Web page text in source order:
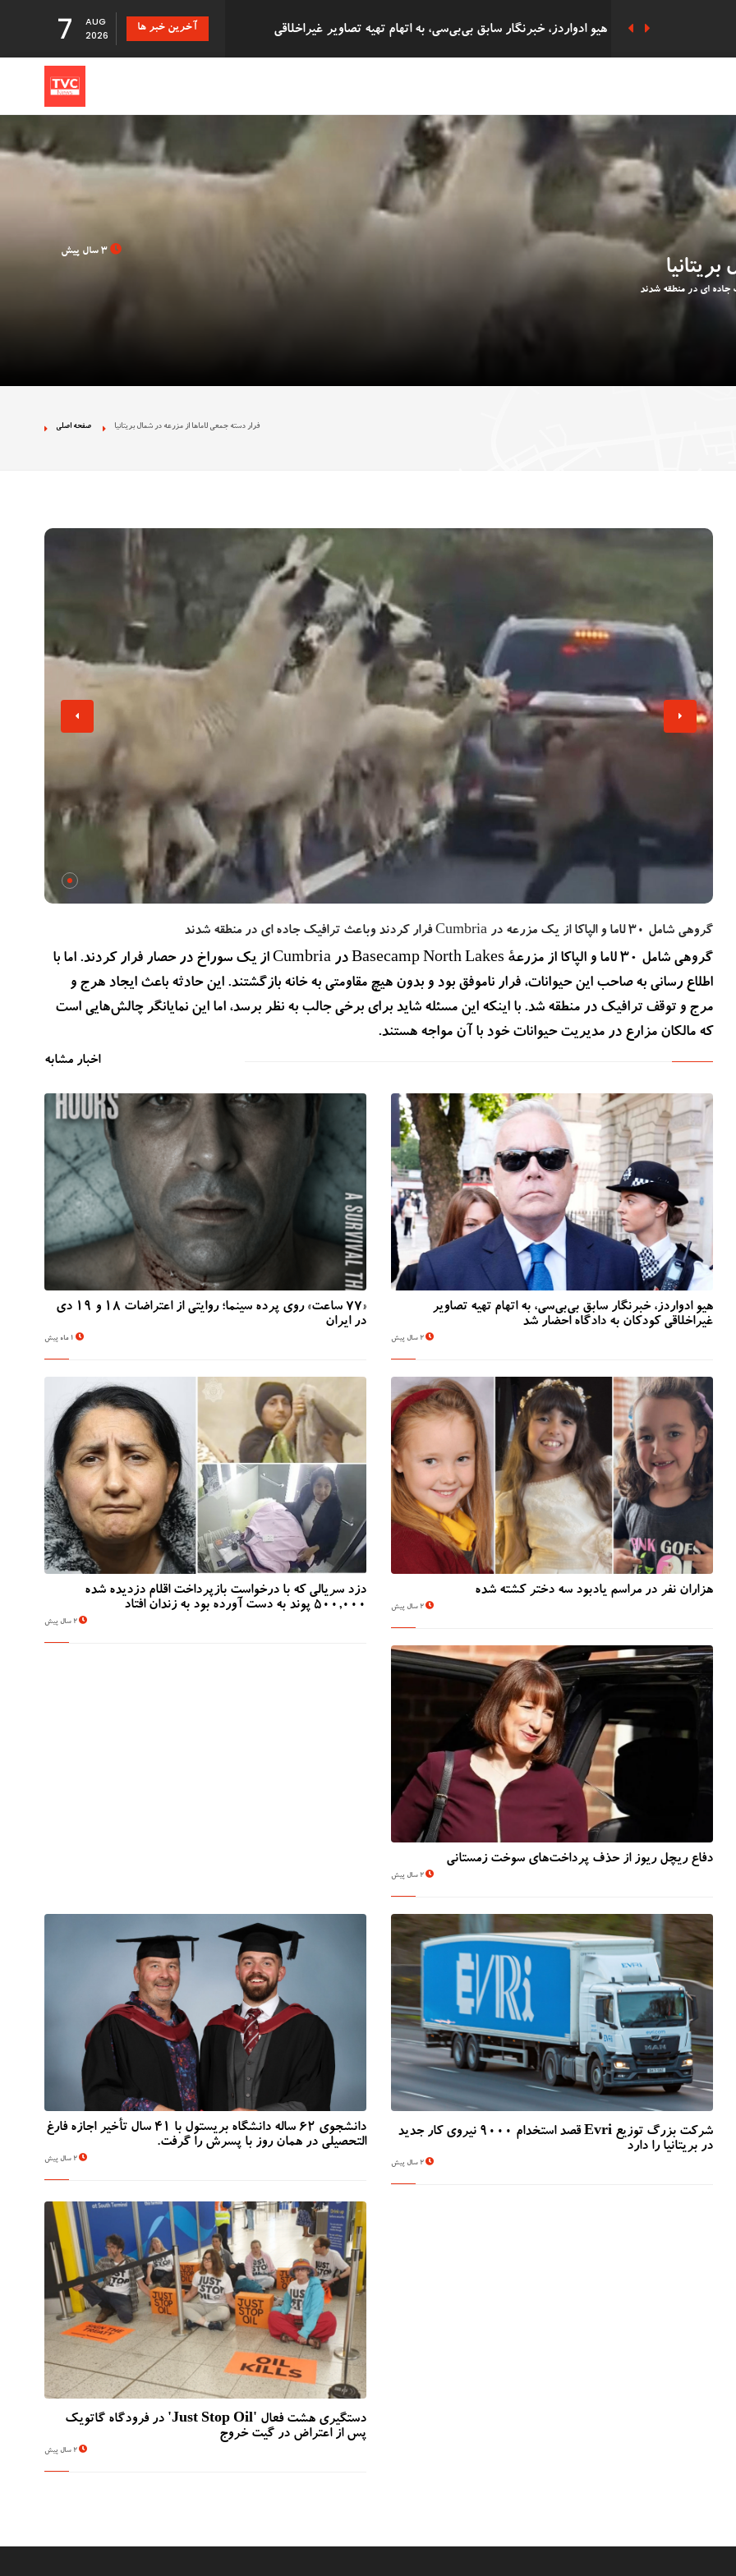
7
AUG
2026
آخرین خبر ها دزد سریالی که با درخواست بازپرداخت اقلام دزدیده شده 500,000
دفاع ریچل ریوز از حذف پرداخت‌های سوخت زمستانی
دانشجوی 62 ساله دانشگاه بریستول با 41 سال تأخیر اجازه فارغ
هیو ادواردز، خبرنگار سابق بی‌بی‌سی، به اتهام تهیه تصاویر غیراخلاقی
کودکان به دادگاه احضار شد
3 سال پیش
صفحه اصلی فرار دسته جمعی لاماها از مزرعه در شمال بریتانیا
گروهی شامل 30 لاما و الپاکا از یک مزرعه در Cumbria فرار کردند وباعث ترافیک جاده ای در منطقه شدند
گروهی شامل 30 لاما و الپاکا از مزرعهٔ Basecamp North Lakes در Cumbria از یک سوراخ در حصار فرار کردند. اما با
اطلاع رسانی به صاحب این حیوانات، فرار ناموفق بود و بدون هیچ مقاومتی به خانه بازگشتند. این حادثه باعث ایجاد هرج و
مرج و توقف ترافیک در منطقه شد. با اینکه این مسئله شاید برای برخی جالب به نظر برسد، اما این نمایانگر چالش‌هایی است
که مالکان مزارع در مدیریت حیوانات خود با آن مواجه هستند.
اخبار مشابه
«۷۷ ساعت» روی پرده سینما؛ روایتی از اعتراضات ۱۸ و ۱۹ دی
در ایران
هیو ادواردز، خبرنگار سابق بی‌بی‌سی، به اتهام تهیه تصاویر
غیراخلاقی کودکان به دادگاه احضار شد
2 سال پیش
دزد سریالی که با درخواست بازپرداخت اقلام دزدیده شده
500,000 پوند به دست آورده بود به زندان افتاد
2 سال پیش
هزاران نفر در مراسم یادبود سه دختر کشته شده
2 سال پیش
دفاع ریچل ریوز از حذف پرداخت‌های سوخت زمستانی
2 سال پیش
دانشجوی 62 ساله دانشگاه بریستول با 41 سال تأخیر اجازه فارغ
التحصیلی در همان روز با پسرش را گرفت.
2 سال پیش
شرکت بزرگ توزیع Evri قصد استخدام ۹۰۰۰ نیروی کار جدید
در بریتانیا را دارد
2 سال پیش
دستگیری هشت فعال 'Just Stop Oil' در فرودگاه گاتویک
پس از اعتراض در گیت خروج
2 سال پیش
دزدیده شدن اطلاعات بیماران NHS انگلستان در حمله
سایبری تایید شد